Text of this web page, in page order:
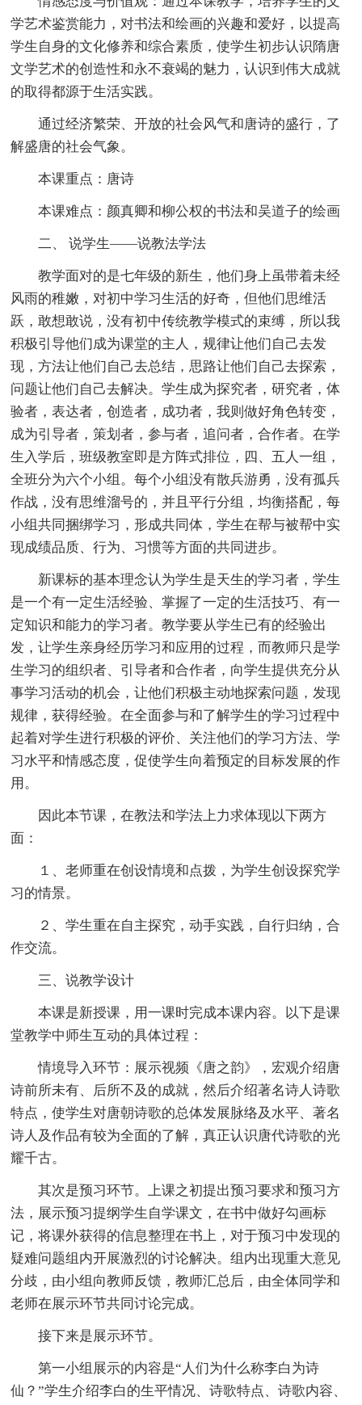
学艺术鉴赏能力，对书法和绘画的兴趣和爱好，以提高
学生自身的文化修养和综合素质，使学生初步认识隋唐
文学艺术的创造性和永不衰竭的魅力，认识到伟大成就
的取得都源于生活实践。
通过经济繁荣、开放的社会风气和唐诗的盛行，了
解盛唐的社会气象。
本课重点：唐诗
本课难点：颜真卿和柳公权的书法和吴道子的绘画
二、 说学生——说教法学法
教学面对的是七年级的新生，他们身上虽带着未经
风雨的稚嫩，对初中学习生活的好奇，但他们思维活
跃，敢想敢说，没有初中传统教学模式的束缚，所以我
积极引导他们成为课堂的主人，规律让他们自己去发
现，方法让他们自己去总结，思路让他们自己去探索，
问题让他们自己去解决。学生成为探究者，研究者，体
验者，表达者，创造者，成功者，我则做好角色转变，
成为引导者，策划者，参与者，追问者，合作者。在学
生入学后，班级教室即是方阵式排位，四、五人一组，
全班分为六个小组。每个小组没有散兵游勇，没有孤兵
作战，没有思维溜号的，并且平行分组，均衡搭配，每
小组共同捆绑学习，形成共同体，学生在帮与被帮中实
现成绩品质、行为、习惯等方面的共同进步。
新课标的基本理念认为学生是天生的学习者，学生
是一个有一定生活经验、掌握了一定的生活技巧、有一
定知识和能力的学习者。教学要从学生已有的经验出
发，让学生亲身经历学习和应用的过程，而教师只是学
生学习的组织者、引导者和合作者，向学生提供充分从
事学习活动的机会，让他们积极主动地探索问题，发现
规律，获得经验。在全面参与和了解学生的学习过程中
起着对学生进行积极的评价、关注他们的学习方法、学
习水平和情感态度，促使学生向着预定的目标发展的作
用。
因此本节课，在教法和学法上力求体现以下两方
面：
１、老师重在创设情境和点拨，为学生创设探究学
习的情景。
２、学生重在自主探究，动手实践，自行归纳，合
作交流。
三、说教学设计
本课是新授课，用一课时完成本课内容。以下是课
堂教学中师生互动的具体过程：
情境导入环节：展示视频《唐之韵》，宏观介绍唐
诗前所未有、后所不及的成就，然后介绍著名诗人诗歌
特点，使学生对唐朝诗歌的总体发展脉络及水平、著名
诗人及作品有较为全面的了解，真正认识唐代诗歌的光
耀千古。
其次是预习环节。上课之初提出预习要求和预习方
法，展示预习提纲学生自学课文，在书中做好勾画标
记，将课外获得的信息整理在书上，对于预习中发现的
疑难问题组内开展激烈的讨论解决。组内出现重大意见
分歧，由小组向教师反馈，教师汇总后，由全体同学和
老师在展示环节共同讨论完成。
接下来是展示环节。
第一小组展示的内容是“人们为什么称李白为诗
仙？”学生介绍李白的生平情况、诗歌特点、诗歌内容、